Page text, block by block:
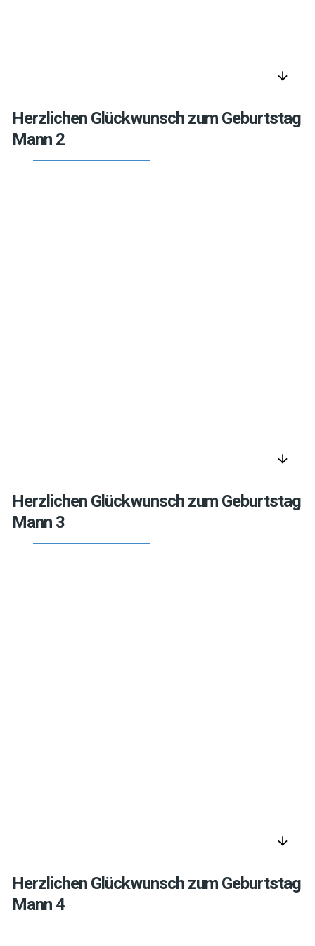
arrow_downward
Herzlichen Glückwunsch zum Geburtstag
Mann 2
arrow_downward
Herzlichen Glückwunsch zum Geburtstag
Mann 3
arrow_downward
Herzlichen Glückwunsch zum Geburtstag
Mann 4